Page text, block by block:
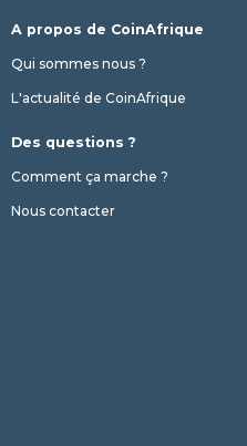
A propos de CoinAfrique
Qui sommes nous ?
L'actualité de CoinAfrique
Des questions ?
Comment ça marche ?
Nous contacter